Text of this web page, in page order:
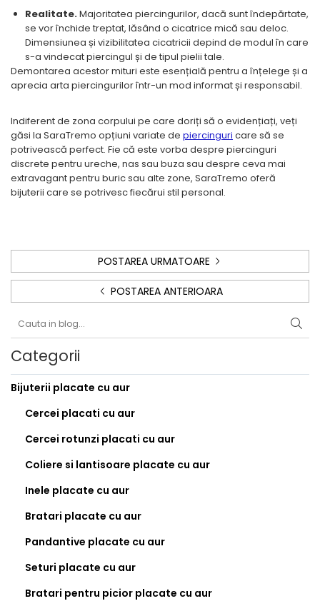
Realitate.Majoritatea piercingurilor, dacă sunt îndepărtate,
se vor închide treptat, lăsând o cicatrice mică sau deloc.
Dimensiunea și vizibilitatea cicatricii depind de modul în care
s-a vindecat piercingul și de tipul pielii tale.
Demontarea acestor mituri este esențială pentru a înțelege și a
aprecia arta piercingurilor într-un mod informat și responsabil.
Indiferent de zona corpului pe care doriți să o evidențiați, veți
găsi la SaraTremo opțiuni variate de piercinguri care să se
potrivească perfect. Fie că este vorba despre piercinguri
discrete pentru ureche, nas sau buza sau despre ceva mai
extravagant pentru buric sau alte zone, SaraTremo oferă
bijuterii care se potrivesc fiecărui stil personal.
POSTAREA URMATOARE
POSTAREA ANTERIOARA
Categorii
Bijuterii placate cu aur
Cercei placati cu aur
Cercei rotunzi placati cu aur
Coliere si lantisoare placate cu aur
Inele placate cu aur
Bratari placate cu aur
Pandantive placate cu aur
Seturi placate cu aur
Bratari pentru picior placate cu aur